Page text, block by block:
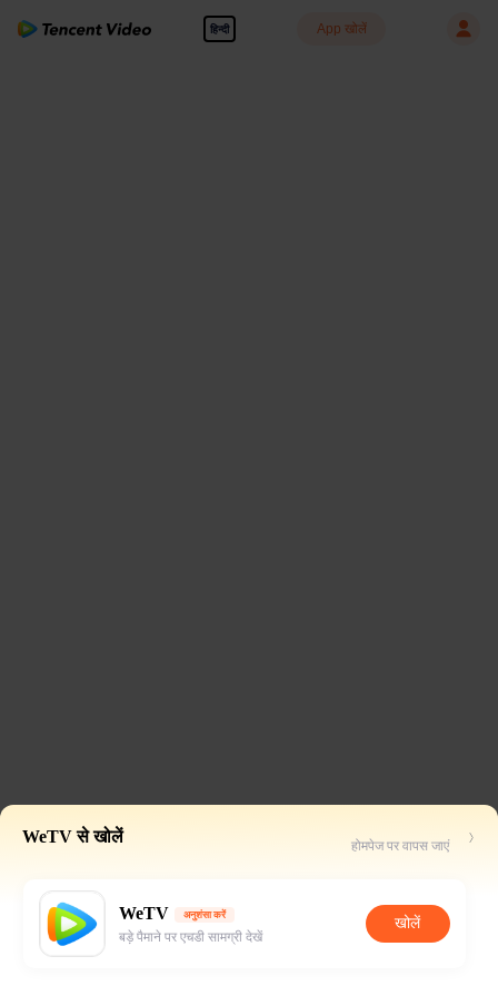
हिन्दी App खोलें
WeTV से खोलें होमपेज पर वापस जाएं
WeTV अनुशंसा करें
बड़े पैमाने पर एचडी सामग्री देखें
खोलें